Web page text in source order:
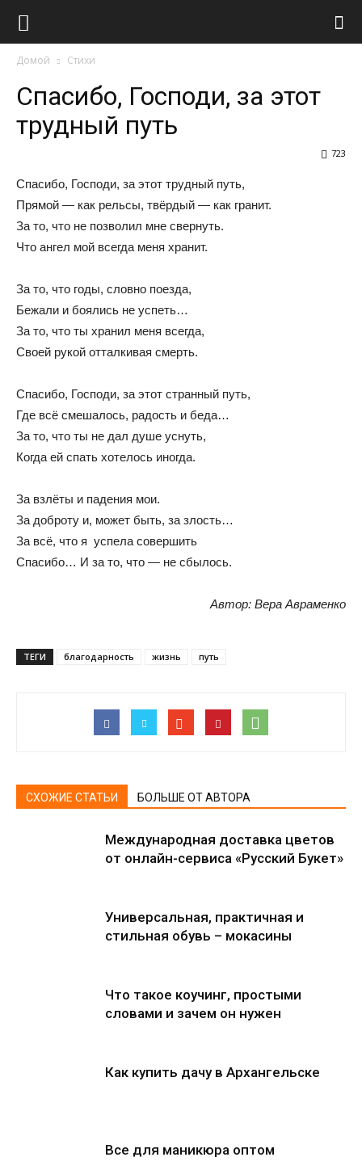
Домой Стихи
Спасибо, Господи, за этот
трудный путь
723
Спасибо, Господи, за этот трудный путь,
Прямой — как рельсы, твёрдый — как гранит.
За то, что не позволил мне свернуть.
Что ангел мой всегда меня хранит.
За то, что годы, словно поезда,
Бежали и боялись не успеть…
За то, что ты хранил меня всегда,
Своей рукой отталкивая смерть.
Спасибо, Господи, за этот странный путь,
Где всё смешалось, радость и беда…
За то, что ты не дал душе уснуть,
Когда ей спать хотелось иногда.
За взлёты и падения мои.
За доброту и, может быть, за злость…
За всё, что я успела совершить
Спасибо… И за то, что — не сбылось.
Автор: Вера Авраменко
ТЕГИ благодарность жизнь путь
СХОЖИЕ СТАТЬИ БОЛЬШЕ ОТ АВТОРА
Международная доставка цветов
от онлайн-сервиса «Русский Букет»
Универсальная, практичная и
стильная обувь – мокасины
Что такое коучинг, простыми
словами и зачем он нужен
Как купить дачу в Архангельске
Все для маникюра оптом